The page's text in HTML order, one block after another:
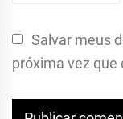
Salvar meus
próxima vez que